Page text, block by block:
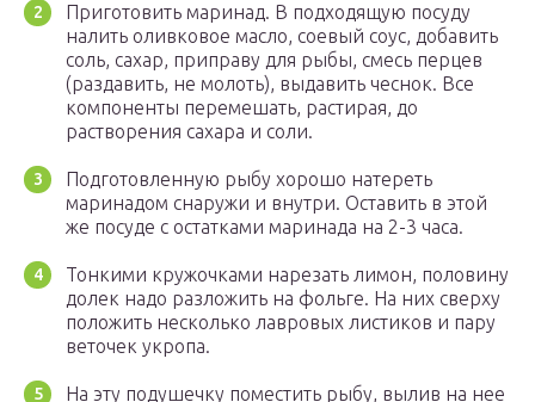
Приготовить маринад. В подходящую посуду
налить оливковое масло, соевый соус, добавить
соль, сахар, приправу для рыбы, смесь перцев
(раздавить, не молоть), выдавить чеснок. Все
компоненты перемешать, растирая, до
растворения сахара и соли.
Подготовленную рыбу хорошо натереть
маринадом снаружи и внутри. Оставить в этой
же посуде с остатками маринада на 2-3 часа.
Тонкими кружочками нарезать лимон, половину
долек надо разложить на фольге. На них сверху
положить несколько лавровых листиков и пару
веточек укропа.
На эту подушечку поместить рыбу, вылив на нее